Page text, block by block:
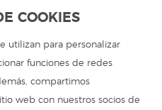
COOKIES
utilizan para personalizar
funciones de redes
compartimos
web con nuestros socios de